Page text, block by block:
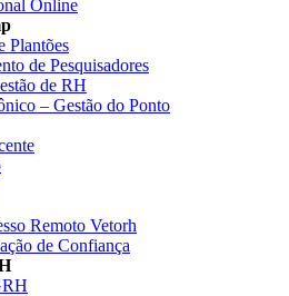
Online
Plantões
de Pesquisadores
de RH
– Gestão do Ponto
Remoto Vetorh
de Confiança